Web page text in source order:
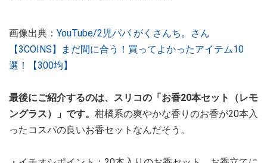
画像出典： YouTube/2児パパ がくさんち。さん
【3COINS】まだ間に合う！買ってよかったアイテム10
選！【300均】
最後にご紹介するのは、スリコの「お香20本セット（レモ
ングラス）」です。 柑橘系の爽やかな香りのお香が20本入
ったコスパの良いお香セットなんだそう。